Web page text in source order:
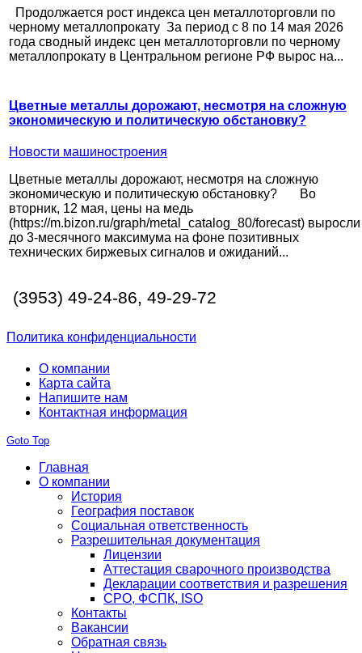
Продолжается рост индекса цен металлоторговли по
черному металлопрокату За период с 8 по 14 мая 2026
года сводный индекс цен металлоторговли по черному
металлопрокату в Центральном регионе РФ вырос на...
Цветные металлы дорожают, несмотря на сложную
экономическую и политическую обстановку?
Новости машиностроения
Цветные металлы дорожают, несмотря на сложную
экономическую и политическую обстановку? Во
вторник, 12 мая, цены на медь
(https://m.bizon.ru/graph/metal_catalog_80/forecast) выросли
до 3-месячного максимума на фоне позитивных
технических биржевых сигналов и ожиданий...
(3953) 49-24-86, 49-29-72
Политика конфиденциальности
О компании
Карта сайта
Напишите нам
Контактная информация
Goto Top
Главная
О компании
История
География поставок
Социальная ответственность
Разрешительная документация
Лицензии
Аттестация сварочного производства
Декларации соответствия и разрешения
СРО, ФСПК, ISO
Контакты
Вакансии
Обратная связь